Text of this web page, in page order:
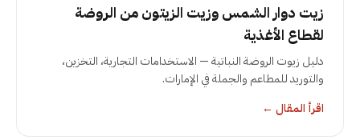
زيت دوار الشمس وزيت الزيتون من الروضة
لقطاع الأغذية
دليل زيوت الروضة النباتية — الاستخدامات التجارية، التخزين،
والتوريد للمطاعم والجملة في الإمارات.
اقرأ المقال ←